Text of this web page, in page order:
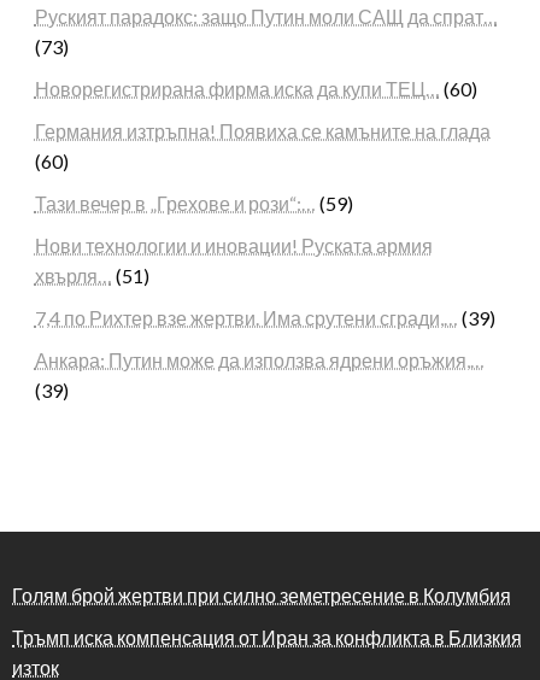
Руският парадокс: защо Путин моли САЩ да спрат…
(73)
Новорегистрирана фирма иска да купи ТЕЦ… (60)
Германия изтръпна! Появиха се камъните на глада
(60)
Тази вечер в „Грехове и рози“:… (59)
Нови технологии и иновации! Руската армия
хвърля… (51)
7,4 по Рихтер взе жертви. Има срутени сгради,… (39)
Анкара: Путин може да използва ядрени оръжия,…
(39)
Голям брой жертви при силно земетресение в Колумбия
Тръмп иска компенсация от Иран за конфликта в Близкия
изток